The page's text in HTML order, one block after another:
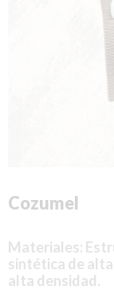
Cozumel
Materiales:
sintética de
alta densidad.